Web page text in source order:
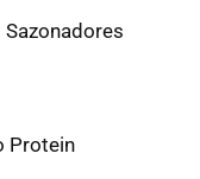
Protein